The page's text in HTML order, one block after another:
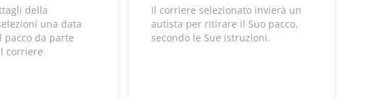
della
una data
da parte
corriere
Il corriere selezionato invierà un
autista per ritirare il Suo pacco,
secondo le Sue istruzioni.